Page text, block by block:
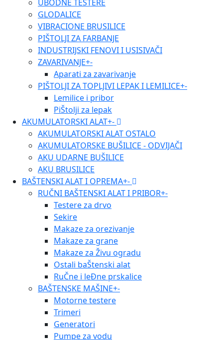
UBODNE TESTERE
GLODALICE
VIBRACIONE BRUSILICE
PIŠTOLJI ZA FARBANJE
INDUSTRIJSKI FENOVI I USISIVAČI
ZAVARIVANJE+-
Aparati za zavarivanje
PIŠTOLJI ZA TOPLJIVI LEPAK I LEMILICE+-
Lemilice i pribor
PiŠtolji za lepak
AKUMULATORSKI ALAT+-
AKUMULATORSKI ALAT OSTALO
AKUMULATORSKE BUŠILICE - ODVIJAČI
AKU UDARNE BUŠILICE
AKU BRUSILICE
BAŠTENSKI ALAT I OPREMA+-
RUČNI BAŠTENSKI ALAT I PRIBOR+-
Testere za drvo
Sekire
Makaze za orezivanje
Makaze za grane
Makaze za Živu ogradu
Ostali baŠtenski alat
RuČne i leĐne prskalice
BAŠTENSKE MAŠINE+-
Motorne testere
Trimeri
Generatori
Pumpe za vodu